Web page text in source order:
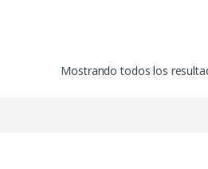
Mostrando todos los